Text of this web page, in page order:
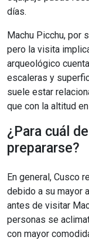
días.
Machu Picchu, por
pero la visita
arqueológico
escaleras y
suele estar
que con la altitud
¿Para cuál
prepararse?
En general, Cusco
debido a su mayor
antes de visitar
personas se
con mayor